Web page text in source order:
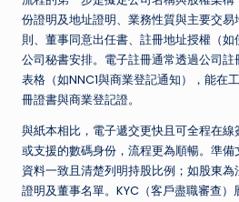
份證明及地址證明、業務性質與主要交
則、董事同意出任書、註冊地址授權（
公司秘書安排。電子註冊通常透過公司
表格（如NNC1與商業登記通知），能在
冊證書與商業登記證。
與紙本相比，電子遞交更快且可全程在
或支援的數碼身份，流程更為順暢。準
資料一致且清楚列明持股比例；如股東
證明及董事名單。KYC（客戶盡職審查